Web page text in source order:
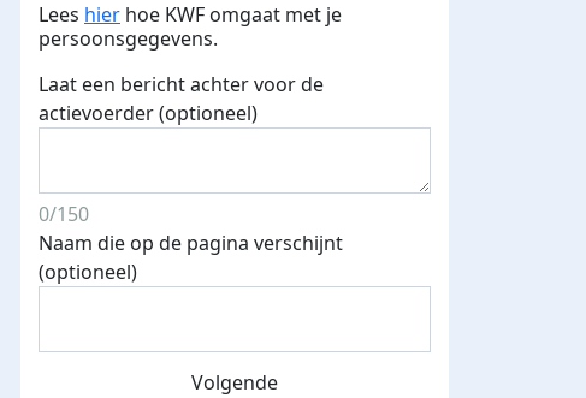
Donateurs
bedankt
Lees hier hoe KWF omgaat met je
persoonsgegevens.
Laat een bericht achter voor de
actievoerder (optioneel)
0/150
Naam die op de pagina verschijnt
(optioneel)
Volgende